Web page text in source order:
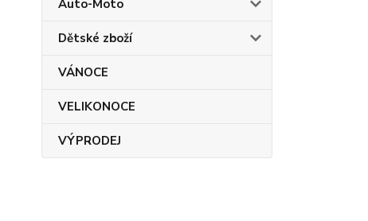
Auto-Moto
Dětské zboží
VÁNOCE
VELIKONOCE
VÝPRODEJ